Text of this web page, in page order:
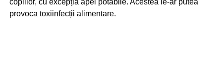
provoca toxiinfecții alimentare.